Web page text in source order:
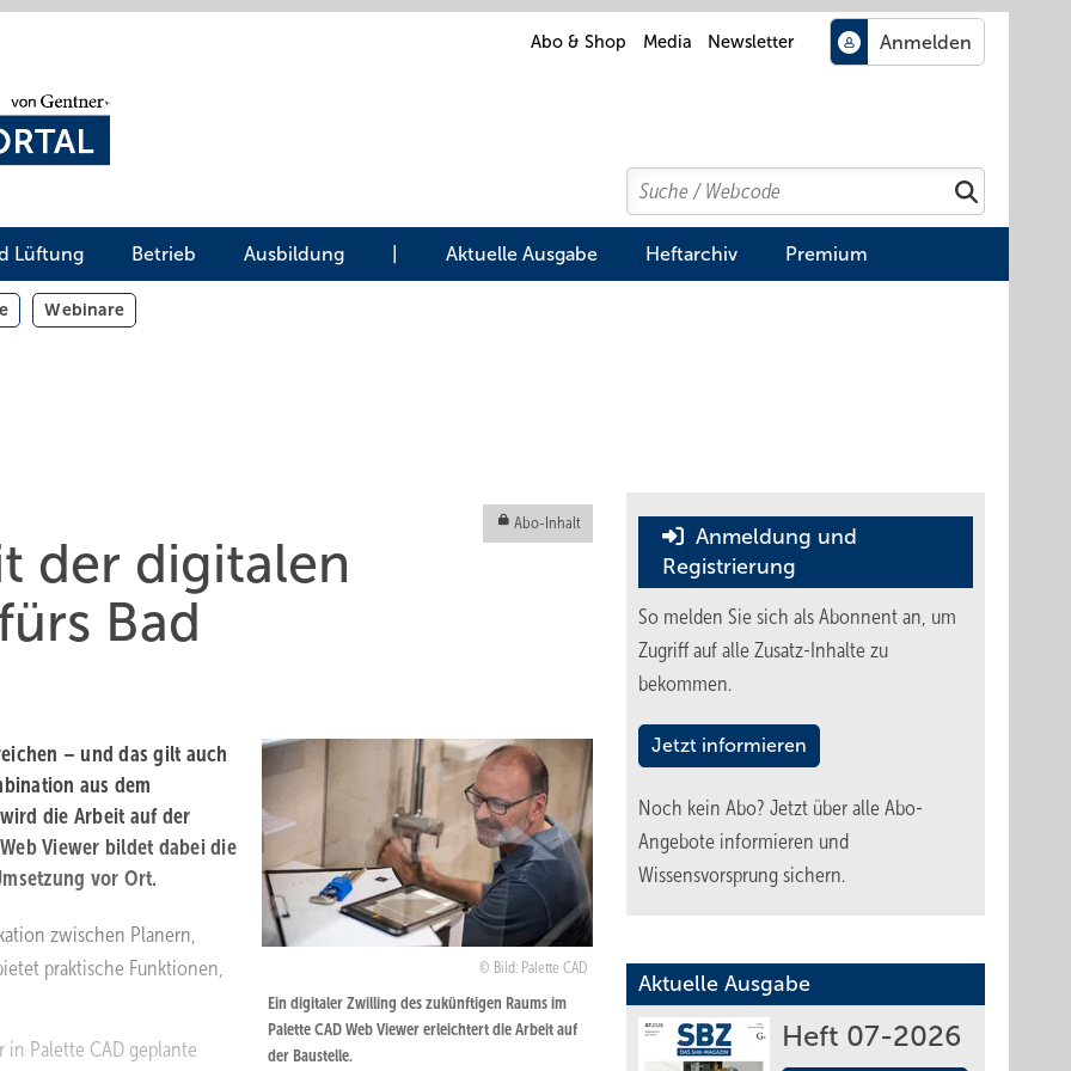
Abo & Shop Media Newsletter
Search
Suchen
Lüftung Betrieb Ausbildung Aktuelle Ausgabe Heftarchiv Premium
Webinare
Abo-Inhalt
der digitalen
Bad
Bild: Palette CAD
Ein digitaler Zwilling des zukünftigen Raums im
Palette CAD Web Viewer erleichtert die Arbeit auf
der Baustelle.
– und das gilt auch
aus dem
die Arbeit auf der
Viewer bildet dabei die
vor Ort.
zwischen Planern,
praktische Funktionen,
Palette CAD geplante
Anmeldung und
Registrierung
So melden Sie sich als Abonnent an, um
Zugriff auf alle Zusatz-Inhalte zu
bekommen.
Jetzt informieren
Noch kein Abo? Jetzt über alle Abo-
Angebote informieren und
Wissensvorsprung sichern.
Aktuelle Ausgabe
Heft 07-2026